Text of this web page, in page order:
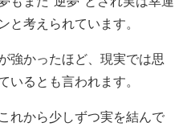
と考えられています。
強かったほど、現実では思
いるとも言われます。
れから少しずつ実を結んで